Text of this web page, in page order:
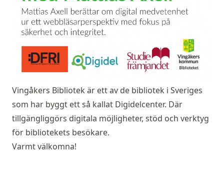
Vingåkers Bibliotek är ett av de bibliotek i Sveriges
som har byggt ett så kallat Digidelcenter. Där
tillgängliggörs digitala möjligheter, stöd och verktyg
för bibliotekets besökare.
Varmt välkomna!